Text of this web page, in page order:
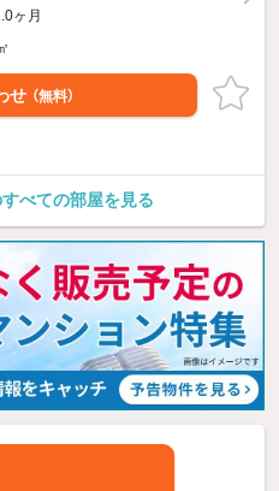
ヶ月
せ （無料）
べての部屋を見る